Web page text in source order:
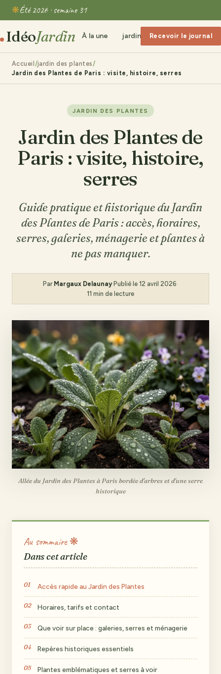
Été 2026 · semaine 31
IdéoJardin À la une jardin clôture Bricolage
Recevoir le journal
Accueil jardin des plantes
Jardin des Plantes de Paris : visite, histoire, serres
JARDIN DES PLANTES
Jardin des Plantes de
Paris : visite, histoire,
serres
Guide pratique et historique du Jardin
des Plantes de Paris : accès, horaires,
serres, galeries, ménagerie et plantes à
ne pas manquer.
Par Margaux Delaunay·Publié le 12 avril 2026·
11 min de lecture
Allée du Jardin des Plantes à Paris bordée d'arbres et d'une serre
historique
Au sommaire ❋
Dans cet article
Accès rapide au Jardin des Plantes
Horaires, tarifs et contact
Que voir sur place : galeries, serres et ménagerie
Repères historiques essentiels
Plantes emblématiques et serres à voir